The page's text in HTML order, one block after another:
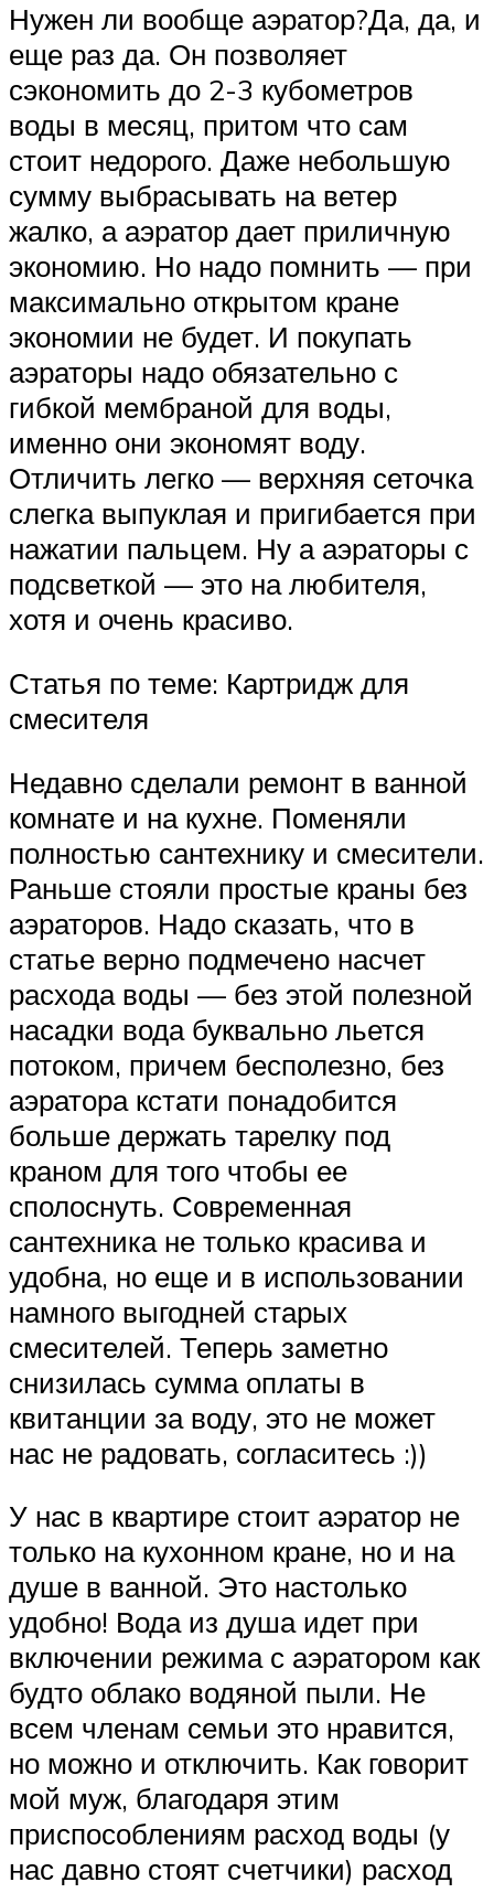
Нужен ли вообще аэратор?Да, да, и
еще раз да. Он позволяет
сэкономить до 2-3 кубометров
воды в месяц, притом что сам
стоит недорого. Даже небольшую
сумму выбрасывать на ветер
жалко, а аэратор дает приличную
экономию. Но надо помнить — при
максимально открытом кране
экономии не будет. И покупать
аэраторы надо обязательно с
гибкой мембраной для воды,
именно они экономят воду.
Отличить легко — верхняя сеточка
слегка выпуклая и пригибается при
нажатии пальцем. Ну а аэраторы с
подсветкой — это на любителя,
хотя и очень красиво.
Статья по теме: Картридж для
смесителя
Недавно сделали ремонт в ванной
комнате и на кухне. Поменяли
полностью сантехнику и смесители.
Раньше стояли простые краны без
аэраторов. Надо сказать, что в
статье верно подмечено насчет
расхода воды — без этой полезной
насадки вода буквально льется
потоком, причем бесполезно, без
аэратора кстати понадобится
больше держать тарелку под
краном для того чтобы ее
сполоснуть. Современная
сантехника не только красива и
удобна, но еще и в использовании
намного выгодней старых
смесителей. Теперь заметно
снизилась сумма оплаты в
квитанции за воду, это не может
нас не радовать, согласитесь :))
У нас в квартире стоит аэратор не
только на кухонном кране, но и на
душе в ванной. Это настолько
удобно! Вода из душа идет при
включении режима с аэратором как
будто облако водяной пыли. Не
всем членам семьи это нравится,
но можно и отключить. Как говорит
мой муж, благодаря этим
приспособлениям расход воды (у
нас давно стоят счетчики) расход